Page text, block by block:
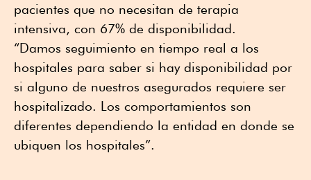
pacientes que no necesitan de terapia
intensiva, con 67% de disponibilidad.
“Damos seguimiento en tiempo real a los
hospitales para saber si hay disponibilidad por
si alguno de nuestros asegurados requiere ser
hospitalizado. Los comportamientos son
diferentes dependiendo la entidad en donde se
ubiquen los hospitales”.